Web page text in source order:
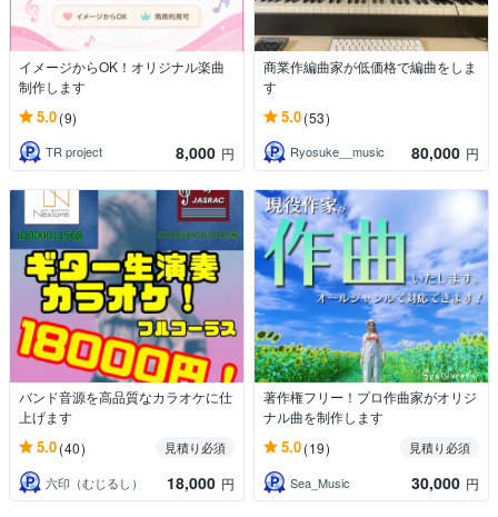
イメージからOK！オリジナル楽曲
制作します
5.0(9)
TR project 8,000 円
商業作編曲家が低価格で編曲をしま
す
5.0(53)
Ryosuke__music 80,000 円
バンド音源を高品質なカラオケに仕
上げます
5.0(40)
見積り必須
六印（むじるし）
18,000 円
著作権フリー！プロ作曲家がオリジ
ナル曲を制作します
5.0(19)
見積り必須
Sea_Music
30,000 円